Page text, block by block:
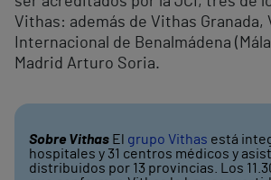
Vithas: además de Vithas Granada,
Internacional de Benalmádena
Madrid Arturo Soria.
Sobre Vithas El grupo Vithas está
hospitales y 31 centros médicos y
distribuidos por 13 provincias. Los